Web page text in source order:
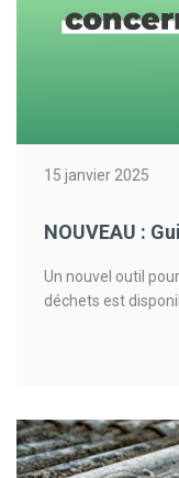
15 janvier 2025
NOUVEAU :
Un nouvel outil
déchets est